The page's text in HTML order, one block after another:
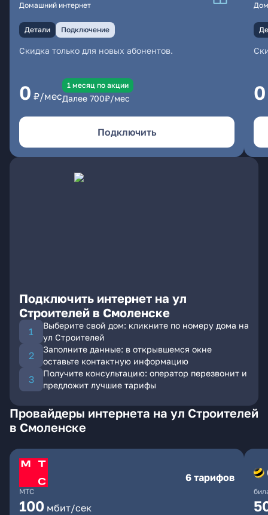
Домашний интернет
Детали Подключение
Скидка только для новых абонентов.
0 ₽/мес
1 месяц по акции
Далее 700₽/мес
Подключить
0
Подключить интернет на ул
Строителей в Смоленске
Выберите свой дом: кликните по номеру дома на
ул Строителей
Заполните данные: в открывшемся окне
оставьте контактную информацию
Получите консультацию: оператор перезвонит и
предложит лучшие тарифы
Провайдеры интернета на ул Строителей
в Смоленске
МТС
6 тарифов
100 мбит/сек